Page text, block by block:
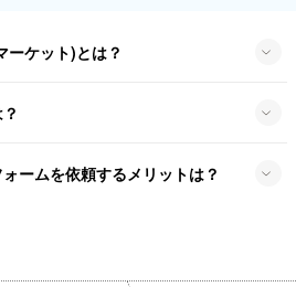
ーケット)とは？
ームを依頼するメリットは？